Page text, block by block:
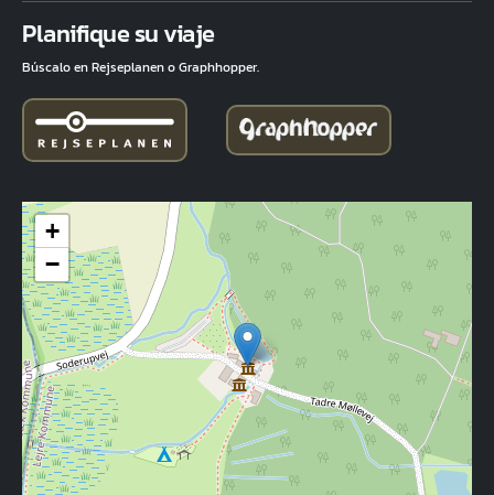
Planifique su viaje
Búscalo en Rejseplanen o Graphhopper.
+
−